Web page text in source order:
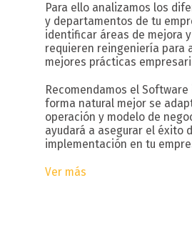
Para ello analizamos los
y departamentos de tu
identificar áreas de mejora
requieren reingeniería para
mejores prácticas
Recomendamos el
forma natural mejor se
operación y modelo de
ayudará a asegurar el éxito
implementación en tu
Ver más